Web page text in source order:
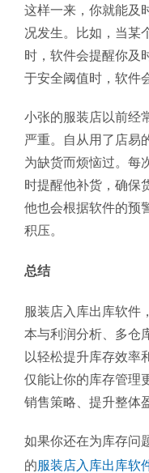
这样一来，你就能及
况发生。比如，当某
时，软件会提醒你及
于安全阈值时，软件
小张的服装店以前经
严重。自从用了店易
为缺货而烦恼过。每
时提醒他补货，确保
他也会根据软件的预
积压。
总结
服装店入库出库软件
本与利润分析、多仓
以轻松提升库存效率
仅能让你的库存管理
销售策略、提升整体
如果你还在为库存问
的服装店入库出库软